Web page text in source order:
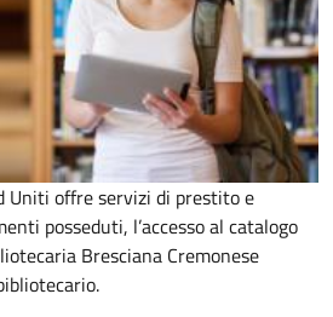
Uniti offre servizi di prestito e
posseduti, l’accesso al catalogo
Bresciana Cremonese